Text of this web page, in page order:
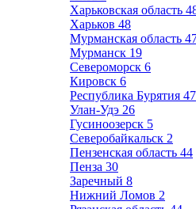
Харьковская область
Харьков 48
Мурманская область
Мурманск 19
Североморск 6
Кировск 6
Республика Бурятия 47
Улан-Удэ 26
Гусиноозерск 5
Северобайкальск 2
Пензенская область 44
Пенза 30
Заречный 8
Нижний Ломов 2